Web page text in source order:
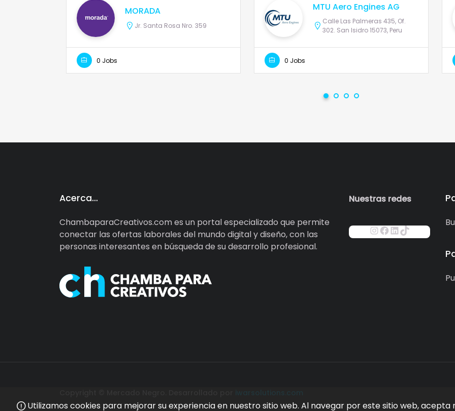
MORADA
Jr. Santa Rosa Nro. 359
0 Jobs
MTU Aero Engines AG
Calle Las Palmeras 435, Of.
302. San Isidro 15073, Peru
0 Jobs
Acerca…
ChambaparaCreativos.com es un portal especializado que permite
conectar las ofertas laborales del mundo digital y diseño, con las
personas interesantes en búsqueda de su desarrollo profesional.
Nuestras redes
Utilizamos cookies para mejorar su experiencia en nuestro sitio web. Al navegar por este sitio web, acepta